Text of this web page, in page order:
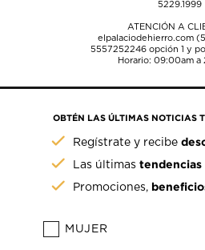
5229.1999
ATENCIÓN A
elpalaciodehierro.com
5557252246opción 1 y
Horario: 09:00am a
OBTÉN LAS ÚLTIMAS NOTICIAS
Regístrate y recibe
Las últimastendencias
Promociones,
MUJER